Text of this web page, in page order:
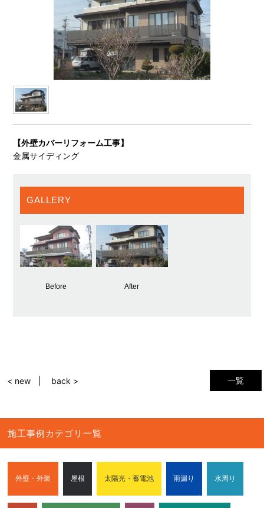
【外壁カバーリフォーム工事】
金属サイディング
GALLERY
Before After
一覧
< new back >
施工事例カテゴリ一覧
外壁・外装 屋根 太陽光・蓄電池 雨漏り 水周り